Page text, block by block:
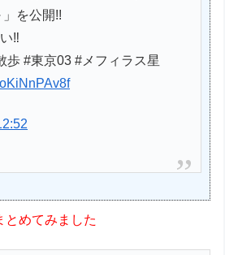
を公開!!
‼️
歩 #東京03 #メフィラス星
めてみました